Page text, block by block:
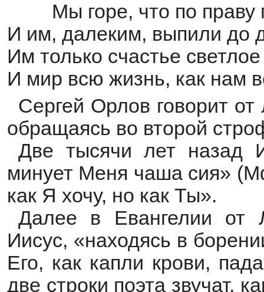
Мы горе, что по праву
И им, далеким, выпили до
Им только счастье
И мир всю жизнь, как нам
Сергей Орлов говорит от
обращаясь во второй
Две тысячи лет назад
минует Меня чаша сия»
как Я хочу, но как Ты».
Далее в Евангелии от
Иисус, «находясь в
Его, как капли крови,
две строки поэта звучат,